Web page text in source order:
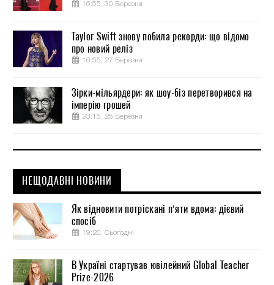
16:55, 30 Березня
Taylor Swift знову побила рекорди: що відомо
про новий реліз
16:55, 27 Березня
Зірки-мільярдери: як шоу-біз перетворився на
імперію грошей
23:15, 25 Березня
НЕЩОДАВНІ НОВИНИ
Як відновити потріскані п’яти вдома: дієвий
спосіб
19:20, Сьогодні
В Україні стартував ювілейний Global Teacher
Prize-2026